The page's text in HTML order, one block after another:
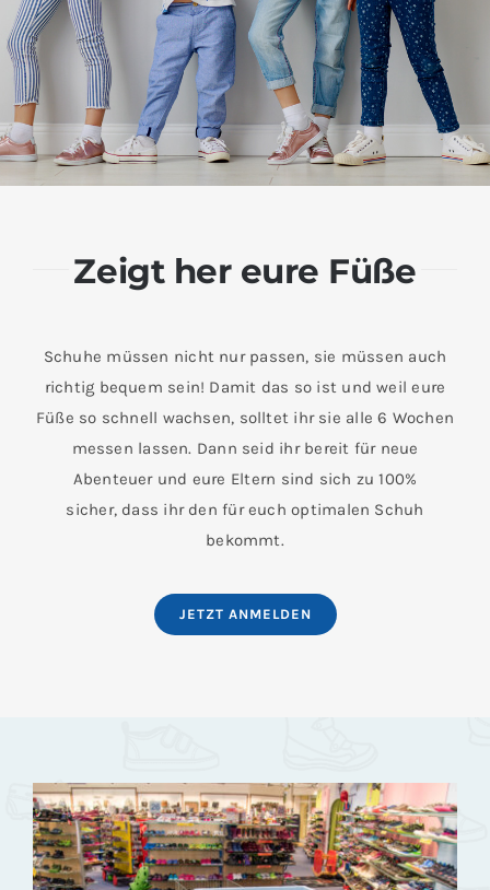
Zeigt her eure Füße
Schuhe müssen nicht nur passen, sie müssen auch
richtig bequem sein! Damit das so ist und weil eure
Füße so schnell wachsen, solltet ihr sie alle 6 Wochen
messen lassen. Dann seid ihr bereit für neue
Abenteuer und eure Eltern sind sich zu 100%
sicher, dass ihr den für euch optimalen Schuh
bekommt.
JETZT ANMELDEN